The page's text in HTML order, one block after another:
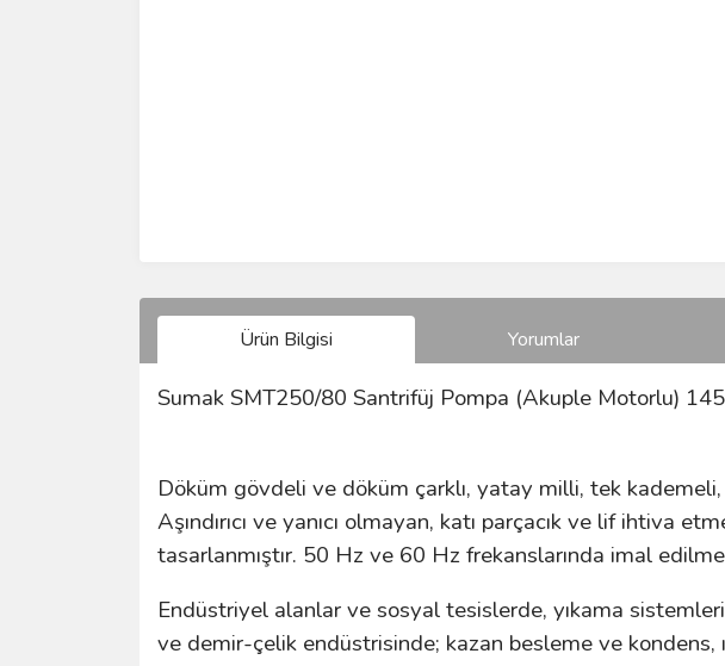
Ürün Bilgisi Yorumlar
Sumak SMT250/80 Santrifüj Pompa (Akuple Motorlu)
Döküm gövdeli ve döküm çarklı, yatay milli, tek
Aşındırıcı ve yanıcı olmayan, katı parçacık ve lif ihtiva
tasarlanmıştır. 50 Hz ve 60 Hz frekanslarında imal
Endüstriyel alanlar ve sosyal tesislerde, yıkama
ve demir-çelik endüstrisinde; kazan besleme ve kondens,